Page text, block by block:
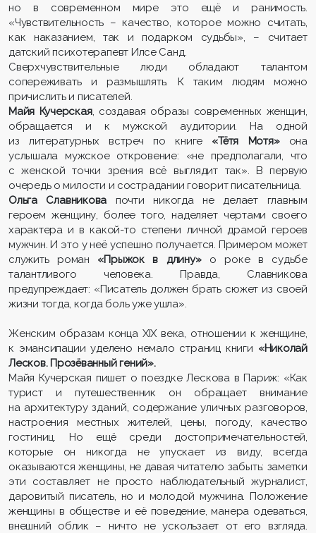
но в современном мире это ещё и ранимость.
«Чувствительность – качество, которое можно считать,
как наказанием, так и подарком судьбы», – считает
датский психотерапевт Илсе Санд.
Сверхчувствительные люди обладают талантом
сопереживать и размышлять. К таким людям можно
причислить и писателей.
Майя Кучерская, создавая образы современных женщин,
обращается и к мужской аудитории. На одной
из литературных встреч по книге «Тётя Мотя»она
услышала мужское откровение: «не предполагали, что
с женской точки зрения всё выглядит так». В первую
очередь о милости и сострадании говорит писательница.
Ольга Славникова почти никогда не делает главным
героем женщину, более того, наделяет чертами своего
характера и в какой-то степени личной драмой героев
мужчин. И это у неё успешно получается. Примером может
служить роман «Прыжок в длину» о роке в судьбе
талантливого человека. Правда, Славникова
предупреждает: «Писатель должен брать сюжет из своей
жизни тогда, когда боль уже ушла».
Женским образам конца ХIХ века, отношении к женщине,
к эмансипации уделено немало страниц книги «Николай
Лесков. Прозёванный гений».
Майя Кучерская пишет о поездке Лескова в Париж: «Как
турист и путешественник он обращает внимание
на архитектуру зданий, содержание уличных разговоров,
настроения местных жителей, цены, погоду, качество
гостиниц. Но ещё среди достопримечательностей,
которые он никогда не упускает из виду, всегда
оказываются женщины, не давая читателю забыть: заметки
эти составляет не просто наблюдательный журналист,
даровитый писатель, но и молодой мужчина. Положение
женщины в обществе и её поведение, манера одеваться,
внешний облик – ничто не ускользает от его взгляда.